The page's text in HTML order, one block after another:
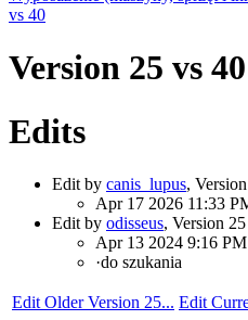
vs 40
Version 25 vs 40
Edits
Edit by canis_lupus,
Apr 17 2026 11:33
Edit by odisseus, Version 25
Apr 13 2024 9:16 PM
·do szukania
Edit Older Version 25... Edit